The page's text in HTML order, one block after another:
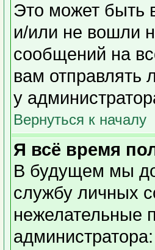
Это может быть
и/или не вошли
сообщений на
вам отправлять
у
Вернуться к началу
Я всё время
В будущем мы
службу личных
нежелательные